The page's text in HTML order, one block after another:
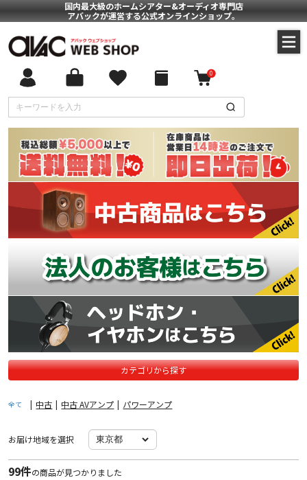
国内最大級のホームシアター&オーディオ専門店
アバックが運営する公式オンラインショップ。
0
カテゴリから探す
全て | 中古 | 中古 AVアンプ | パワーアンプ
お届け地域を選択
99件の商品が見つかりました